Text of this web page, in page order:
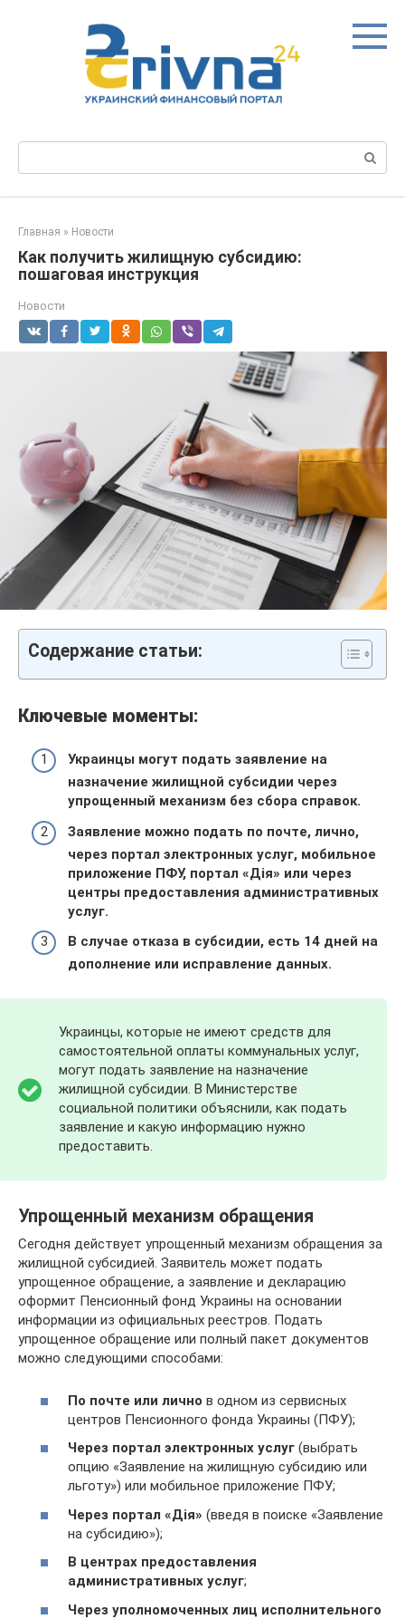
Поиск:
Главная » Новости
Как получить жилищную субсидию:
пошаговая инструкция
Новости
Содержание статьи:
Ключевые моменты:
Украинцы могут подать заявление на
назначение жилищной субсидии через
упрощенный механизм без сбора справок.
Заявление можно подать по почте, лично,
через портал электронных услуг, мобильное
приложение ПФУ, портал «Дія» или через
центры предоставления административных
услуг.
В случае отказа в субсидии, есть 14 дней на
дополнение или исправление данных.
Украинцы, которые не имеют средств для
самостоятельной оплаты коммунальных услуг,
могут подать заявление на назначение
жилищной субсидии. В Министерстве
социальной политики объяснили, как подать
заявление и какую информацию нужно
предоставить.
Упрощенный механизм обращения
Сегодня действует упрощенный механизм обращения за
жилищной субсидией. Заявитель может подать
упрощенное обращение, а заявление и декларацию
оформит Пенсионный фонд Украины на основании
информации из официальных реестров. Подать
упрощенное обращение или полный пакет документов
можно следующими способами:
По почте или лично в одном из сервисных
центров Пенсионного фонда Украины (ПФУ);
Через портал электронных услуг (выбрать
опцию «Заявление на жилищную субсидию или
льготу») или мобильное приложение ПФУ;
Через портал «Дія» (введя в поиске «Заявление
на субсидию»);
В центрах предоставления
административных услуг;
Через уполномоченных лиц исполнительного